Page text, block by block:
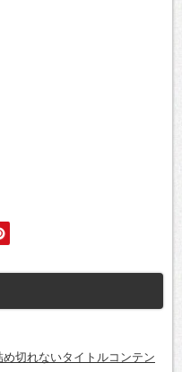
め切れないタイトルコンテン